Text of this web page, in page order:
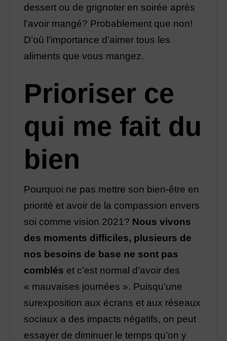
dessert ou de grignoter en soirée après
l’avoir mangé? Probablement que non!
D’où l’importance d’aimer tous les
aliments que vous mangez.
Prioriser ce
qui me fait du
bien
Pourquoi ne pas mettre son bien-être en
priorité et avoir de la compassion envers
soi comme vision 2021? Nous vivons
des moments difficiles, plusieurs de
nos besoins de base ne sont pas
comblés et c’est normal d’avoir des
« mauvaises journées ». Puisqu’une
surexposition aux écrans et aux réseaux
sociaux a des impacts négatifs, on peut
essayer de diminuer le temps qu’on y